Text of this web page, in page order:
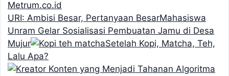
URI: Ambisi Besar, Pertanyaan BesarMahasiswa
Unram Gelar Sosialisasi Pembuatan Jamu di Desa
Mujur
Setelah Kopi, Matcha, Teh,
Lalu Apa?